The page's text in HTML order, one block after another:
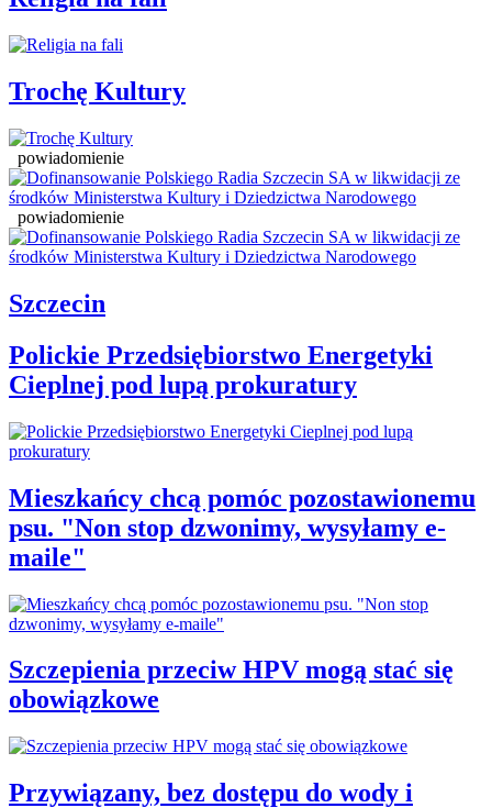
Trochę Kultury
powiadomienie
powiadomienie
Szczecin
Polickie Przedsiębiorstwo Energetyki
Cieplnej pod lupą prokuratury
Mieszkańcy chcą pomóc pozostawionemu
psu. "Non stop dzwonimy, wysyłamy e-
maile"
Szczepienia przeciw HPV mogą stać się
obowiązkowe
Przywiązany, bez dostępu do wody i